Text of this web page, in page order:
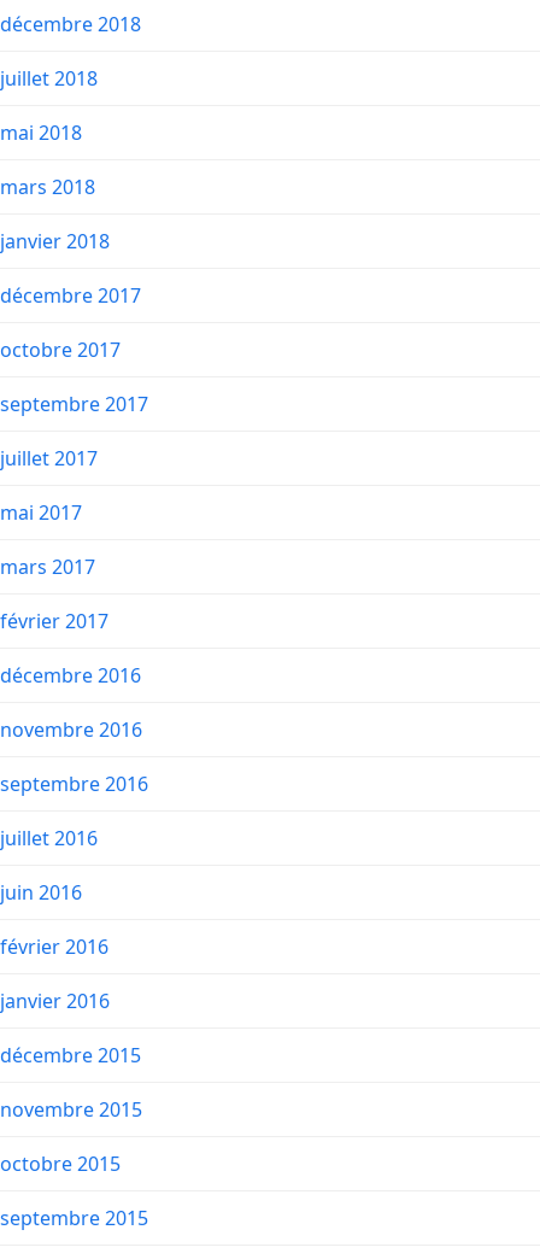
décembre 2018
juillet 2018
mai 2018
mars 2018
janvier 2018
décembre 2017
octobre 2017
septembre 2017
juillet 2017
mai 2017
mars 2017
février 2017
décembre 2016
novembre 2016
septembre 2016
juillet 2016
juin 2016
février 2016
janvier 2016
décembre 2015
novembre 2015
octobre 2015
septembre 2015